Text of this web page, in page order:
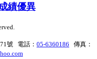
績優異
號 電話： 05-6360186 傳真：